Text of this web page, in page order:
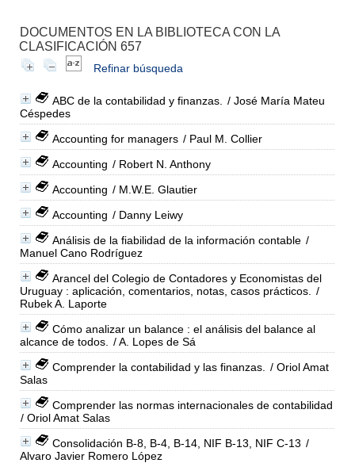
DOCUMENTOS EN LA BIBLIOTECA CON LA
CLASIFICACIÓN 657
Refinar búsqueda
ABC de la contabilidad y finanzas.
/ José María Mateu
Céspedes
Accounting for managers / Paul M. Collier
Accounting / Robert N. Anthony
Accounting / M.W.E. Glautier
Accounting / Danny Leiwy
Análisis de la fiabilidad de la información contable /
Manuel Cano Rodríguez
Arancel del Colegio de Contadores y Economistas del
Uruguay : aplicación, comentarios, notas, casos prácticos.
/
Rubek A. Laporte
Cómo analizar un balance : el análisis del balance al
alcance de todos.
/ A. Lopes de Sá
Comprender la contabilidad y las finanzas.
/ Oriol Amat
Salas
Comprender las normas internacionales de contabilidad
/ Oriol Amat Salas
Consolidación B-8, B-4, B-14, NIF B-13, NIF C-13 /
Alvaro Javier Romero López